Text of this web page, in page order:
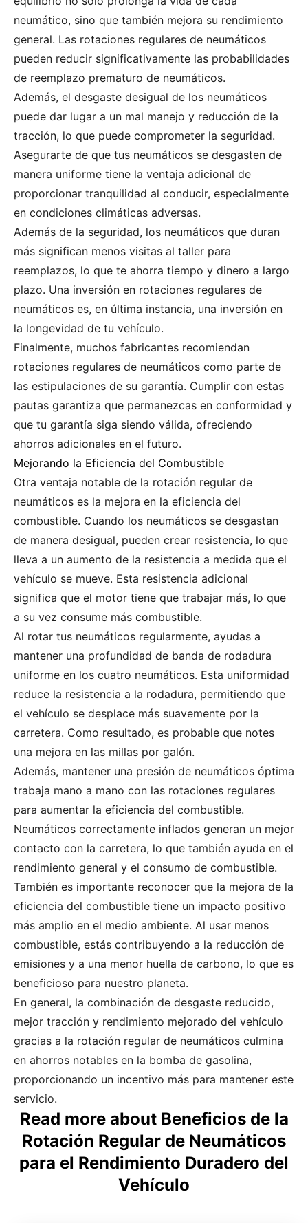
neumático, sino que también mejora su rendimiento
general. Las rotaciones regulares de neumáticos
pueden reducir significativamente las probabilidades
de reemplazo prematuro de neumáticos.
Además, el desgaste desigual de los neumáticos
puede dar lugar a un mal manejo y reducción de la
tracción, lo que puede comprometer la seguridad.
Asegurarte de que tus neumáticos se desgasten de
manera uniforme tiene la ventaja adicional de
proporcionar tranquilidad al conducir, especialmente
en condiciones climáticas adversas.
Además de la seguridad, los neumáticos que duran
más significan menos visitas al taller para
reemplazos, lo que te ahorra tiempo y dinero a largo
plazo. Una inversión en rotaciones regulares de
neumáticos es, en última instancia, una inversión en
la longevidad de tu vehículo.
Finalmente, muchos fabricantes recomiendan
rotaciones regulares de neumáticos como parte de
las estipulaciones de su garantía. Cumplir con estas
pautas garantiza que permanezcas en conformidad y
que tu garantía siga siendo válida, ofreciendo
ahorros adicionales en el futuro.
Mejorando la Eficiencia del Combustible
Otra ventaja notable de la rotación regular de
neumáticos es la mejora en la eficiencia del
combustible. Cuando los neumáticos se desgastan
de manera desigual, pueden crear resistencia, lo que
lleva a un aumento de la resistencia a medida que el
vehículo se mueve. Esta resistencia adicional
significa que el motor tiene que trabajar más, lo que
a su vez consume más combustible.
Al rotar tus neumáticos regularmente, ayudas a
mantener una profundidad de banda de rodadura
uniforme en los cuatro neumáticos. Esta uniformidad
reduce la resistencia a la rodadura, permitiendo que
el vehículo se desplace más suavemente por la
carretera. Como resultado, es probable que notes
una mejora en las millas por galón.
Además, mantener una presión de neumáticos óptima
trabaja mano a mano con las rotaciones regulares
para aumentar la eficiencia del combustible.
Neumáticos correctamente inflados generan un mejor
contacto con la carretera, lo que también ayuda en el
rendimiento general y el consumo de combustible.
También es importante reconocer que la mejora de la
eficiencia del combustible tiene un impacto positivo
más amplio en el medio ambiente. Al usar menos
combustible, estás contribuyendo a la reducción de
emisiones y a una menor huella de carbono, lo que es
beneficioso para nuestro planeta.
En general, la combinación de desgaste reducido,
mejor tracción y rendimiento mejorado del vehículo
gracias a la rotación regular de neumáticos culmina
en ahorros notables en la bomba de gasolina,
proporcionando un incentivo más para mantener este
servicio.
Read more about Beneficios de la
Rotación Regular de Neumáticos
para el Rendimiento Duradero del
Vehículo